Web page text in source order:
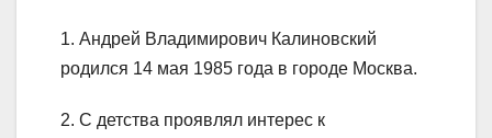
1. Андрей Владимирович Калиновский
родился 14 мая 1985 года в городе Москва.
2. С детства проявлял интерес к